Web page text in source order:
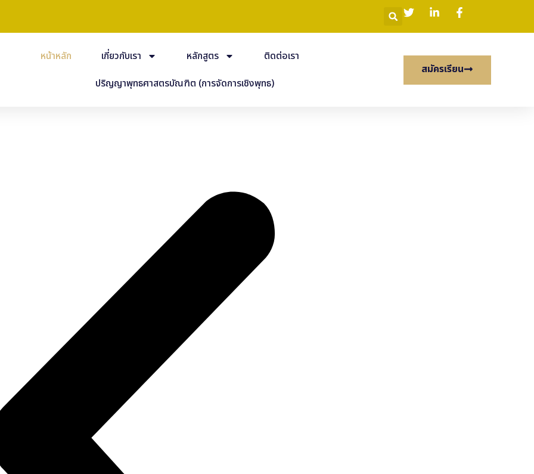
หน้าหลัก เกี่ยวกับเรา หลักสูตร
ติดต่อเรา
ปริญญาพุทธศาสตรบัณฑิต (การจัดการเชิงพุทธ)
สมัครเรียน